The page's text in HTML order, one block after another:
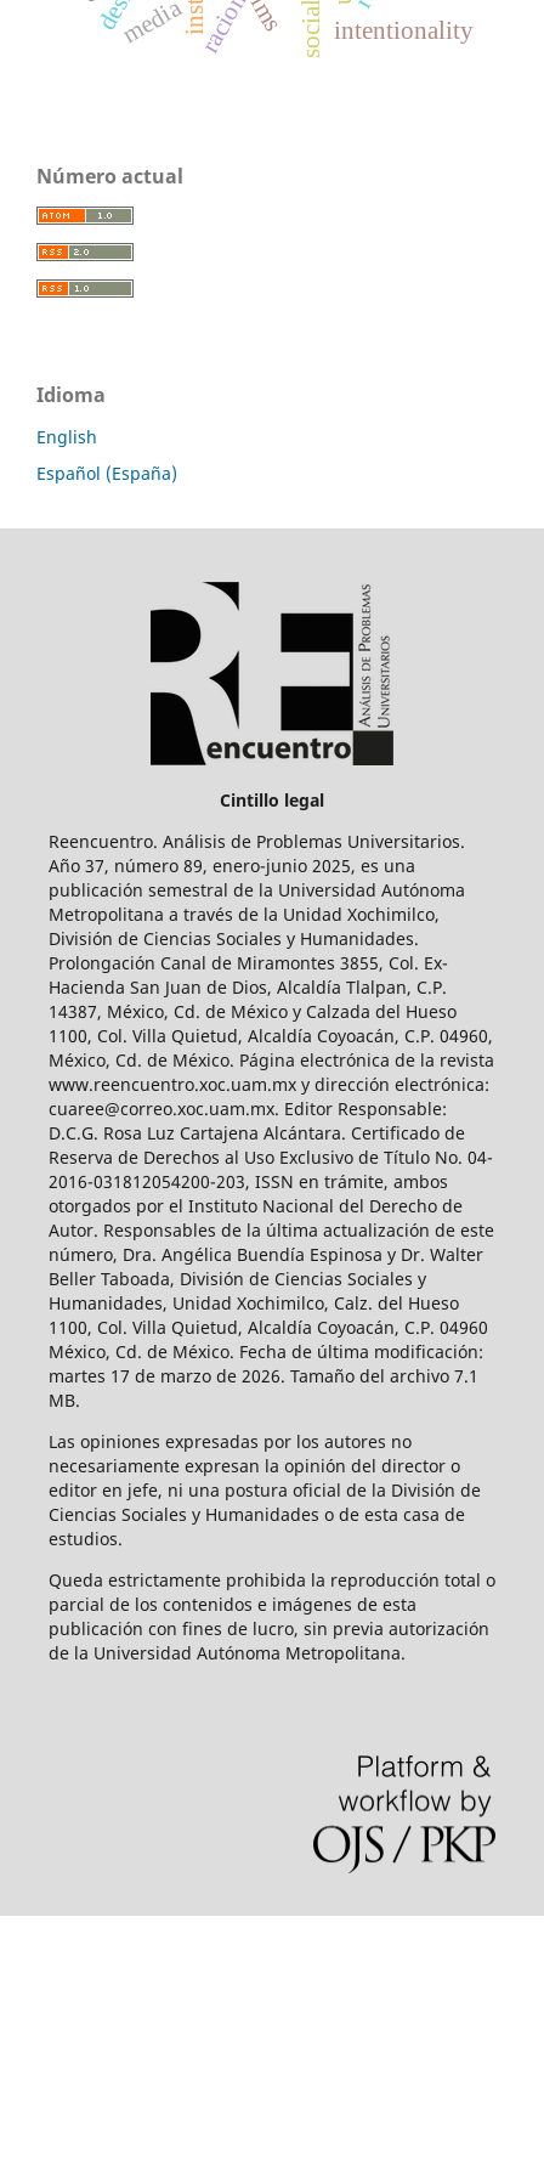
media lms intentionality
Número actual
Idioma
English
Español (España)
Cintillo legal
Reencuentro. Análisis de Problemas Universitarios.
Año 37, número 89, enero-junio 2025, es una
publicación semestral de la Universidad Autónoma
Metropolitana a través de la Unidad Xochimilco,
División de Ciencias Sociales y Humanidades.
Prolongación Canal de Miramontes 3855, Col. Ex-
Hacienda San Juan de Dios, Alcaldía Tlalpan, C.P.
14387, México, Cd. de México y Calzada del Hueso
1100, Col. Villa Quietud, Alcaldía Coyoacán, C.P. 04960,
México, Cd. de México. Página electrónica de la revista
www.reencuentro.xoc.uam.mx y dirección electrónica:
cuaree@correo.xoc.uam.mx. Editor Responsable:
D.C.G. Rosa Luz Cartajena Alcántara. Certificado de
Reserva de Derechos al Uso Exclusivo de Título No. 04-
2016-031812054200-203, ISSN en trámite, ambos
otorgados por el Instituto Nacional del Derecho de
Autor. Responsables de la última actualización de este
número, Dra. Angélica Buendía Espinosa y Dr. Walter
Beller Taboada, División de Ciencias Sociales y
Humanidades, Unidad Xochimilco, Calz. del Hueso
1100, Col. Villa Quietud, Alcaldía Coyoacán, C.P. 04960
México, Cd. de México. Fecha de última modificación:
martes 17 de marzo de 2026. Tamaño del archivo 7.1
MB.
Las opiniones expresadas por los autores no
necesariamente expresan la opinión del director o
editor en jefe, ni una postura oficial de la División de
Ciencias Sociales y Humanidades o de esta casa de
estudios.
Queda estrictamente prohibida la reproducción total o
parcial de los contenidos e imágenes de esta
publicación con fines de lucro, sin previa autorización
de la Universidad Autónoma Metropolitana.